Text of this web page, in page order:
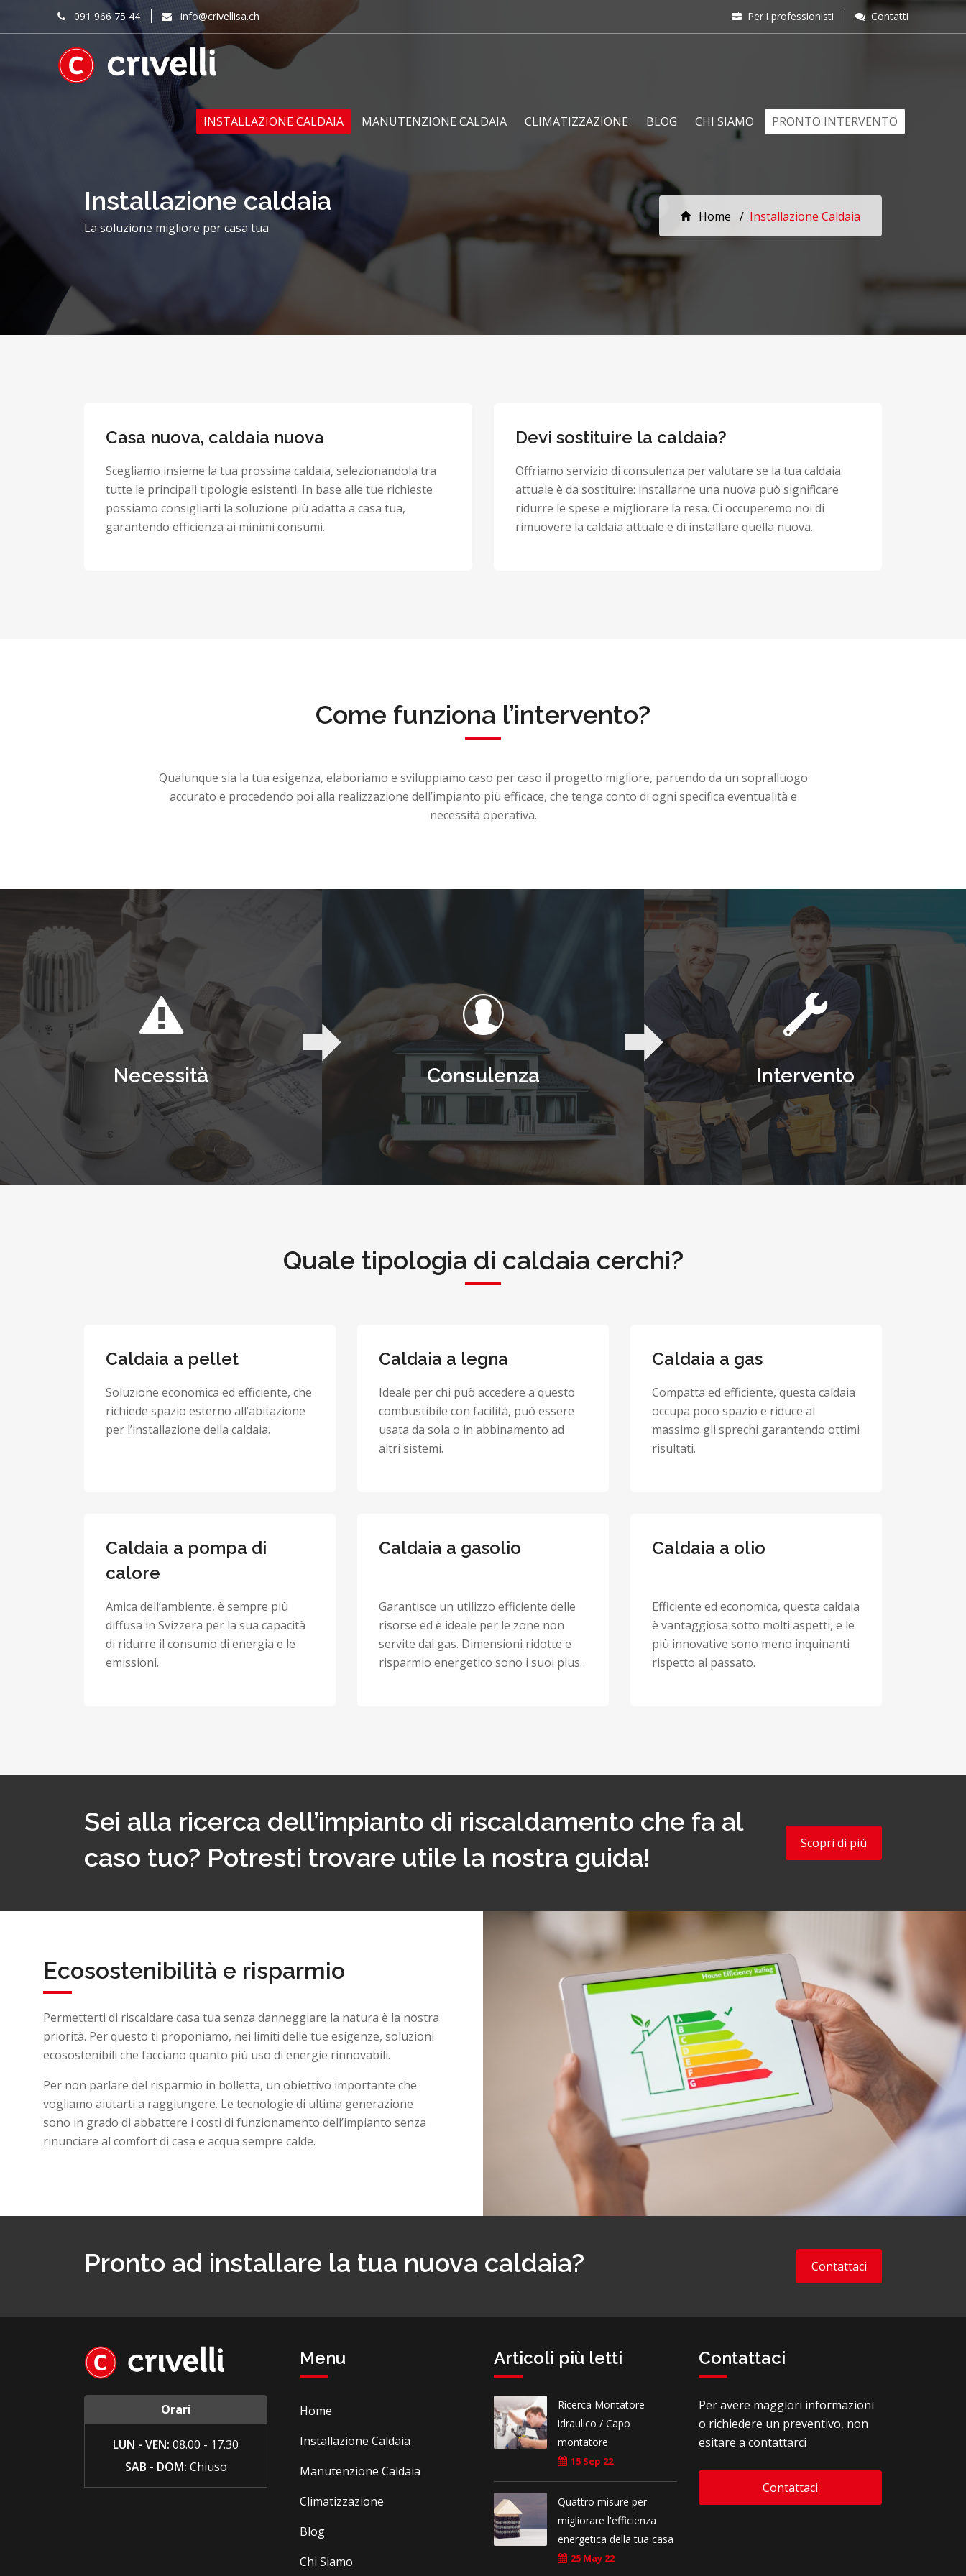
091 966 75 44 info@crivellisa.ch Per i professionisti Contatti
INSTALLAZIONE CALDAIA MANUTENZIONE CALDAIA CLIMATIZZAZIONE BLOG CHI SIAMO PRONTO INTERVENTO
Installazione caldaia
La soluzione migliore per casa tua
Home Installazione Caldaia
Casa nuova, caldaia nuova
Scegliamo insieme la tua prossima caldaia, selezionandola tra
tutte le principali tipologie esistenti. In base alle tue richieste
possiamo consigliarti la soluzione più adatta a casa tua,
garantendo efficienza ai minimi consumi.
Devi sostituire la caldaia?
Offriamo servizio di consulenza per valutare se la tua caldaia
attuale è da sostituire: installarne una nuova può significare
ridurre le spese e migliorare la resa. Ci occuperemo noi di
rimuovere la caldaia attuale e di installare quella nuova.
Come funziona l’intervento?
Qualunque sia la tua esigenza, elaboriamo e sviluppiamo caso per caso il progetto migliore, partendo da un sopralluogo
accurato e procedendo poi alla realizzazione dell’impianto più efficace, che tenga conto di ogni specifica eventualità e
necessità operativa.
Necessità Consulenza Intervento
Quale tipologia di caldaia cerchi?
Caldaia a pellet
Soluzione economica ed efficiente, che
richiede spazio esterno all’abitazione
per l’installazione della caldaia.
Caldaia a legna
Ideale per chi può accedere a questo
combustibile con facilità, può essere
usata da sola o in abbinamento ad
altri sistemi.
Caldaia a gas
Compatta ed efficiente, questa caldaia
occupa poco spazio e riduce al
massimo gli sprechi garantendo ottimi
risultati.
Caldaia a pompa di
calore
Amica dell’ambiente, è sempre più
diffusa in Svizzera per la sua capacità
di ridurre il consumo di energia e le
emissioni.
Caldaia a gasolio
Garantisce un utilizzo efficiente delle
risorse ed è ideale per le zone non
servite dal gas. Dimensioni ridotte e
risparmio energetico sono i suoi plus.
Caldaia a olio
Efficiente ed economica, questa caldaia
è vantaggiosa sotto molti aspetti, e le
più innovative sono meno inquinanti
rispetto al passato.
Sei alla ricerca dell’impianto di riscaldamento che fa al
caso tuo? Potresti trovare utile la nostra guida!
Scopri di più
Ecosostenibilità e risparmio
Permetterti di riscaldare casa tua senza danneggiare la natura è la nostra
priorità. Per questo ti proponiamo, nei limiti delle tue esigenze, soluzioni
ecosostenibili che facciano quanto più uso di energie rinnovabili.
Per non parlare del risparmio in bolletta, un obiettivo importante che
vogliamo aiutarti a raggiungere. Le tecnologie di ultima generazione
sono in grado di abbattere i costi di funzionamento dell’impianto senza
rinunciare al comfort di casa e acqua sempre calde.
Pronto ad installare la tua nuova caldaia? Contattaci
Orari
LUN - VEN: 08.00 - 17.30
SAB - DOM: Chiuso
Menu
Home
Installazione Caldaia
Manutenzione Caldaia
Climatizzazione
Blog
Chi Siamo
Articoli più letti
Ricerca Montatore
idraulico / Capo
montatore
15 Sep 22
Quattro misure per
migliorare l'efficienza
energetica della tua casa
25 May 22
Contattaci
Per avere maggiori informazioni
o richiedere un preventivo, non
esitare a contattarci
Contattaci